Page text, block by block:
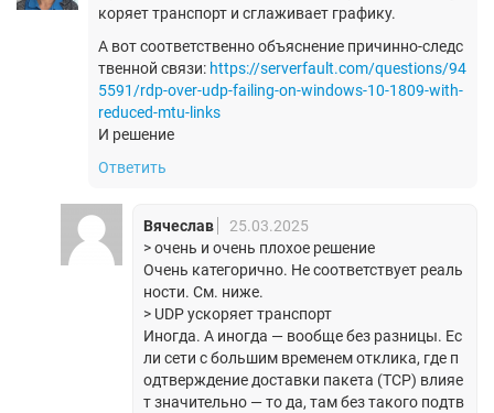
коряет транспорт и сглаживает графику.
А вот соответственно объяснение причинно-следс
твенной связи: https://serverfault.com/questions/94
5591/rdp-over-udp-failing-on-windows-10-1809-with-
reduced-mtu-links
И решение
Ответить
Вячеслав
25.03.2025
> очень и очень плохое решение
Очень категорично. Не соответствует реаль
ности. См. ниже.
> UDP ускоряет транспорт
Иногда. А иногда — вообще без разницы. Ес
ли сети с большим временем отклика, где п
одтверждение доставки пакета (TCP) влияе
т значительно — то да, там без такого подтв